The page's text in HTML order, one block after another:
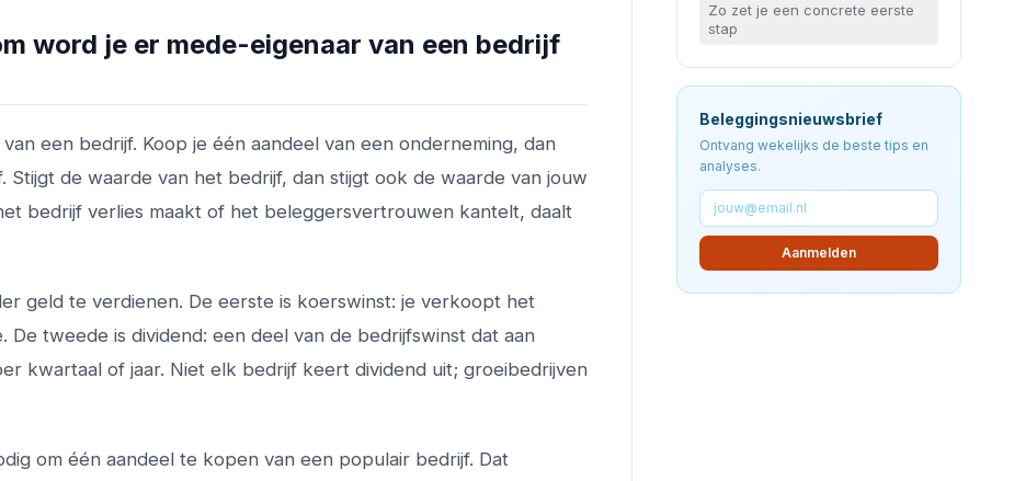
word je er mede-eigenaar van een bedrijf
een bedrijf. Koop je één aandeel van een onderneming, dan
de waarde van het bedrijf, dan stijgt ook de waarde van jouw
bedrijf verlies maakt of het beleggersvertrouwen kantelt, daalt
geld te verdienen. De eerste is koerswinst: je verkoopt het
tweede is dividend: een deel van de bedrijfswinst dat aan
kwartaal of jaar. Niet elk bedrijf keert dividend uit; groeibedrijven
om één aandeel te kopen van een populair bedrijf. Dat
Zo zet je een concrete eerste
stap
Beleggingsnieuwsbrief
Ontvang wekelijks de beste tips en
analyses.
Aanmelden